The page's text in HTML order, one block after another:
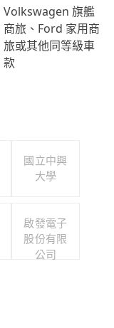
Volkswagen 旗艦
商旅、Ford 家用商
旅或其他同等級車
款
國立中興
大學
啟發電子
股份有限
公司